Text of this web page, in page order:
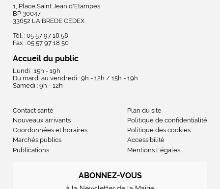
1, Place Saint Jean d'Etampes
BP 30047
33652 LA BREDE CEDEX
Tél. : 05 57 97 18 58
Fax : 05 57 97 18 50
Accueil du public
Lundi : 15h - 19h
Du mardi au vendredi : 9h - 12h / 15h - 19h
Samedi : 9h - 12h
Contact santé
Nouveaux arrivants
Coordonnées et horaires
Marchés publics
Publications
Plan du site
Politique de confidentialité
Politique des cookies
Accessibilité
Mentions Légales
ABONNEZ-VOUS